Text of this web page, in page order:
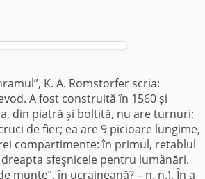
K. A. Romstorfer scria:
A fost construită în 1560 și
din piatră și boltită, nu are turnuri;
de fier; ea are 9 picioare lungime,
compartimente: în primul, retablul
sfeşnicele pentru lumânări.
munte”, în ucraineană? – n. n.). În a